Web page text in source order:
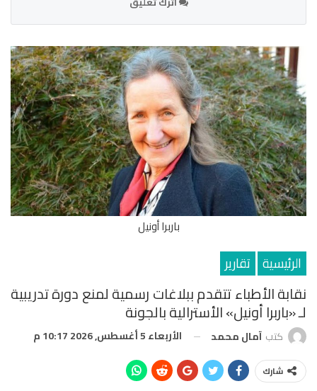
باربرا أونيل
الرئيسية تقارير
نقابة الأطباء تتقدم ببلاغات رسمية لمنع دورة تدريبية
لـ «باربرا أونيل» الأسترالية بالجونة
كتب آمال محمد الأربعاء 5 أغسطس, 2026 10:17 م
شارك